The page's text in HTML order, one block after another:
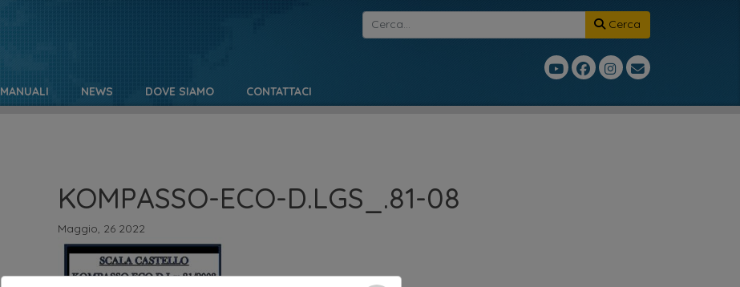
Cerca
MANUALI NEWS DOVE SIAMO CONTATTACI
KOMPASSO-ECO-D.LGS_.81-08
Maggio, 26 2022